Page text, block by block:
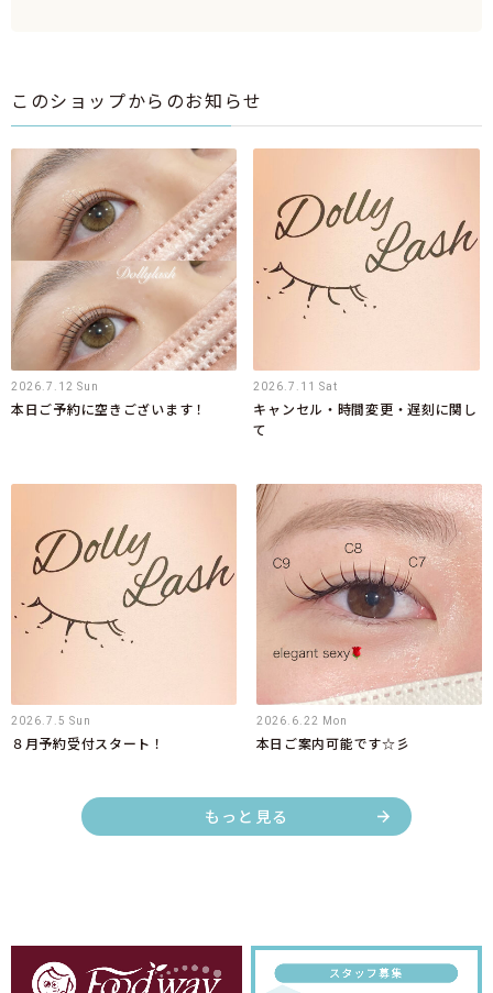
このショップからのお知らせ
2026.7.12 Sun
本日ご予約に空きございます！
2026.7.11 Sat
キャンセル・時間変更・遅刻に関し
て
2026.7.5 Sun
８月予約受付スタート！
2026.6.22 Mon
本日ご案内可能です☆彡
もっと見る